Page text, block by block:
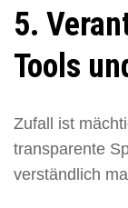
5.
Tools
Zufall ist
transparente
verständlich